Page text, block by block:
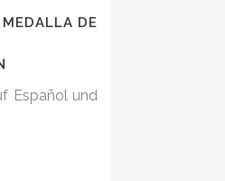
DE
Español und